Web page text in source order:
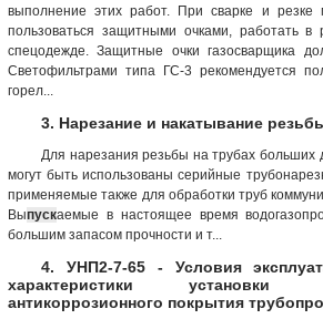
выполнение этих работ. При сварке и резке
пользоваться защитными очками, работать в
спецодежде. Защитные очки газосварщика
Светофильтрами типа ГС-3 рекомендуется
горел...
3. Нарезание и накатывание
Для нарезания резьбы на трубах
могут быть использованы серийные
применяемые также для обработки труб
Выпускаемые в настоящее время
большим запасом прочности и т...
4. УНП2-7-65 - Условия
характеристики
антикоррозионного покрытия